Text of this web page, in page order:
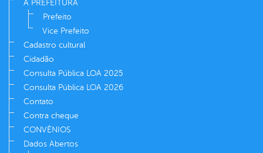
A PREFEITURA
Prefeito
Vice Prefeito
Cadastro cultural
Cidadão
Consulta Pública LOA 2025
Consulta Pública LOA 2026
Contato
Contra cheque
CONVÊNIOS
Dados Abertos